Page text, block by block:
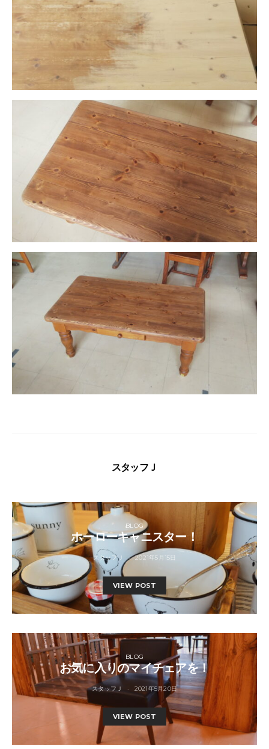
スタッフＪ
BLOG
ホーローキャニスター！
スタッフＪ 2021年5月15日
VIEW POST
BLOG
お気に入りのマイチェアを！
スタッフＪ 2021年5月20日
VIEW POST